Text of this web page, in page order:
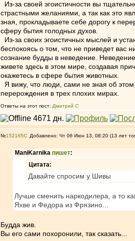
Из-за своей эгоистичности вы
страстными желаниями, а так как это
зная, прокладываете себе дорогу к
сферу бытия голодных духов.
Из-за своих эгоистичных мыслей и
беспокоясь о том, что не приведет вас
сознание будды в неведение.
живете здесь в этом мире, создавая
окажетесь в сфере бытия животных.
Я вижу, что люди, сами не зная об
перерождения в трех плохих мирах.
Ответы на этот пост: Дмитрий С
№152165 Добавлено: Чт 06 Июн 13, 08:20 (13 лет
ManiKarnika пишет:
Цитата:
Давайте спросим у Шивы
Лучше сменить наркодилера, а то
Яхве и Федора из Фрязино...
Будда жив.
Вы его сами похоронили, так сказать...